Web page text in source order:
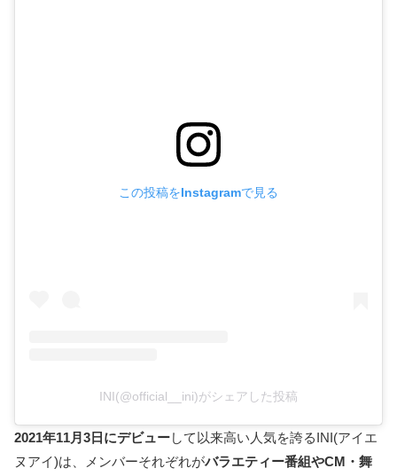
この投稿をInstagramで見る
INI(@official__ini)がシェアした投稿
2021年11月3日にデビューして以来高い人気を誇るINI(アイエ
ヌアイ)は、メンバーそれぞれがバラエティー番組やCM・舞